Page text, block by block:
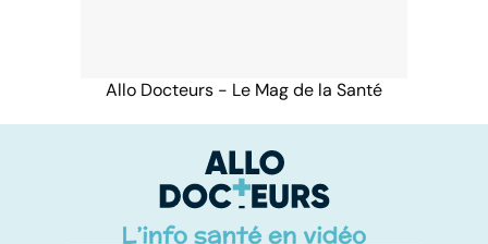
Allo Docteurs - Le Mag de la Santé